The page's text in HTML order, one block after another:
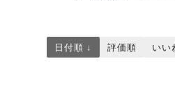
日付順 ↓ 評価順 いい